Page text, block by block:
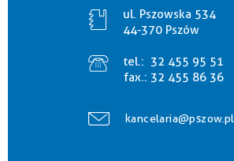
ul. Pszowska 534
44-370 Pszów
tel.: 32 455 95 51
fax.: 32 455 86 36
kancelaria@pszow.pl